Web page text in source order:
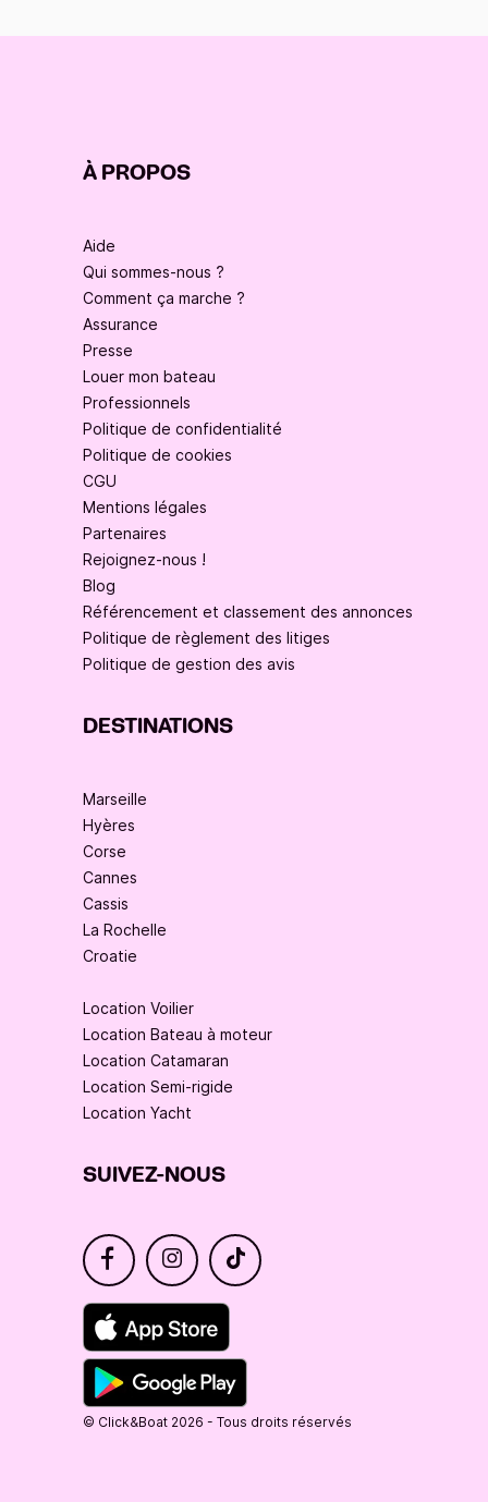
À PROPOS
Aide
Qui sommes-nous ?
Comment ça marche ?
Assurance
Presse
Louer mon bateau
Professionnels
Politique de confidentialité
Politique de cookies
CGU
Mentions légales
Partenaires
Rejoignez-nous !
Blog
Référencement et classement des annonces
Politique de règlement des litiges
Politique de gestion des avis
DESTINATIONS
Marseille
Hyères
Corse
Cannes
Cassis
La Rochelle
Croatie
Location Voilier
Location Bateau à moteur
Location Catamaran
Location Semi-rigide
Location Yacht
SUIVEZ-NOUS
© Click&Boat 2026 - Tous droits réservés